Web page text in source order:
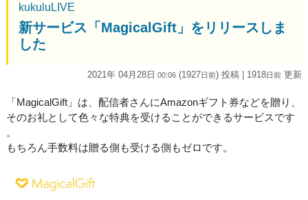
kukuluLIVE
新サービス「MagicalGift」をリリースしま
した
2021年 04月28日 00:06 (1927日前) 投稿 | 1918日前 更新
「MagicalGift」は、配信者さんにAmazonギフト券などを贈り、
そのお礼として色々な特典を受けることができるサービスです
。
もちろん手数料は贈る側も受ける側もゼロです。